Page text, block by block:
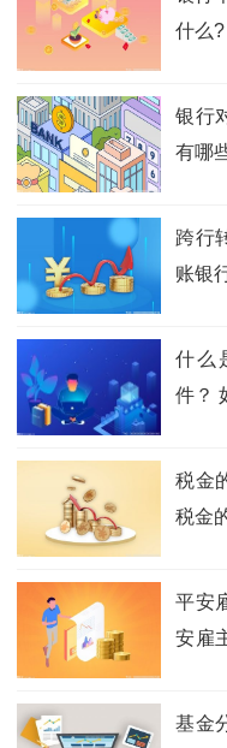
什么?
银行
有哪
跨行
账银
什么
件？
税金
税金
平安
安雇
基金